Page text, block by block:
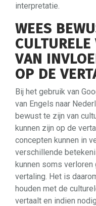
interpretatie.
WEES
VAN
OP DE
Bij het gebruik van
van Engels naar
bewust te zijn van
kunnen zijn op de
concepten kunnen in
verschillende
kunnen soms verloren
vertaling. Het is
houden met de
vertaalt en indien